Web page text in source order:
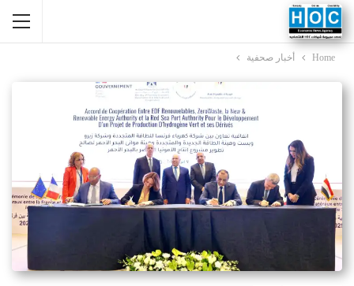
Home أخبار صحفية